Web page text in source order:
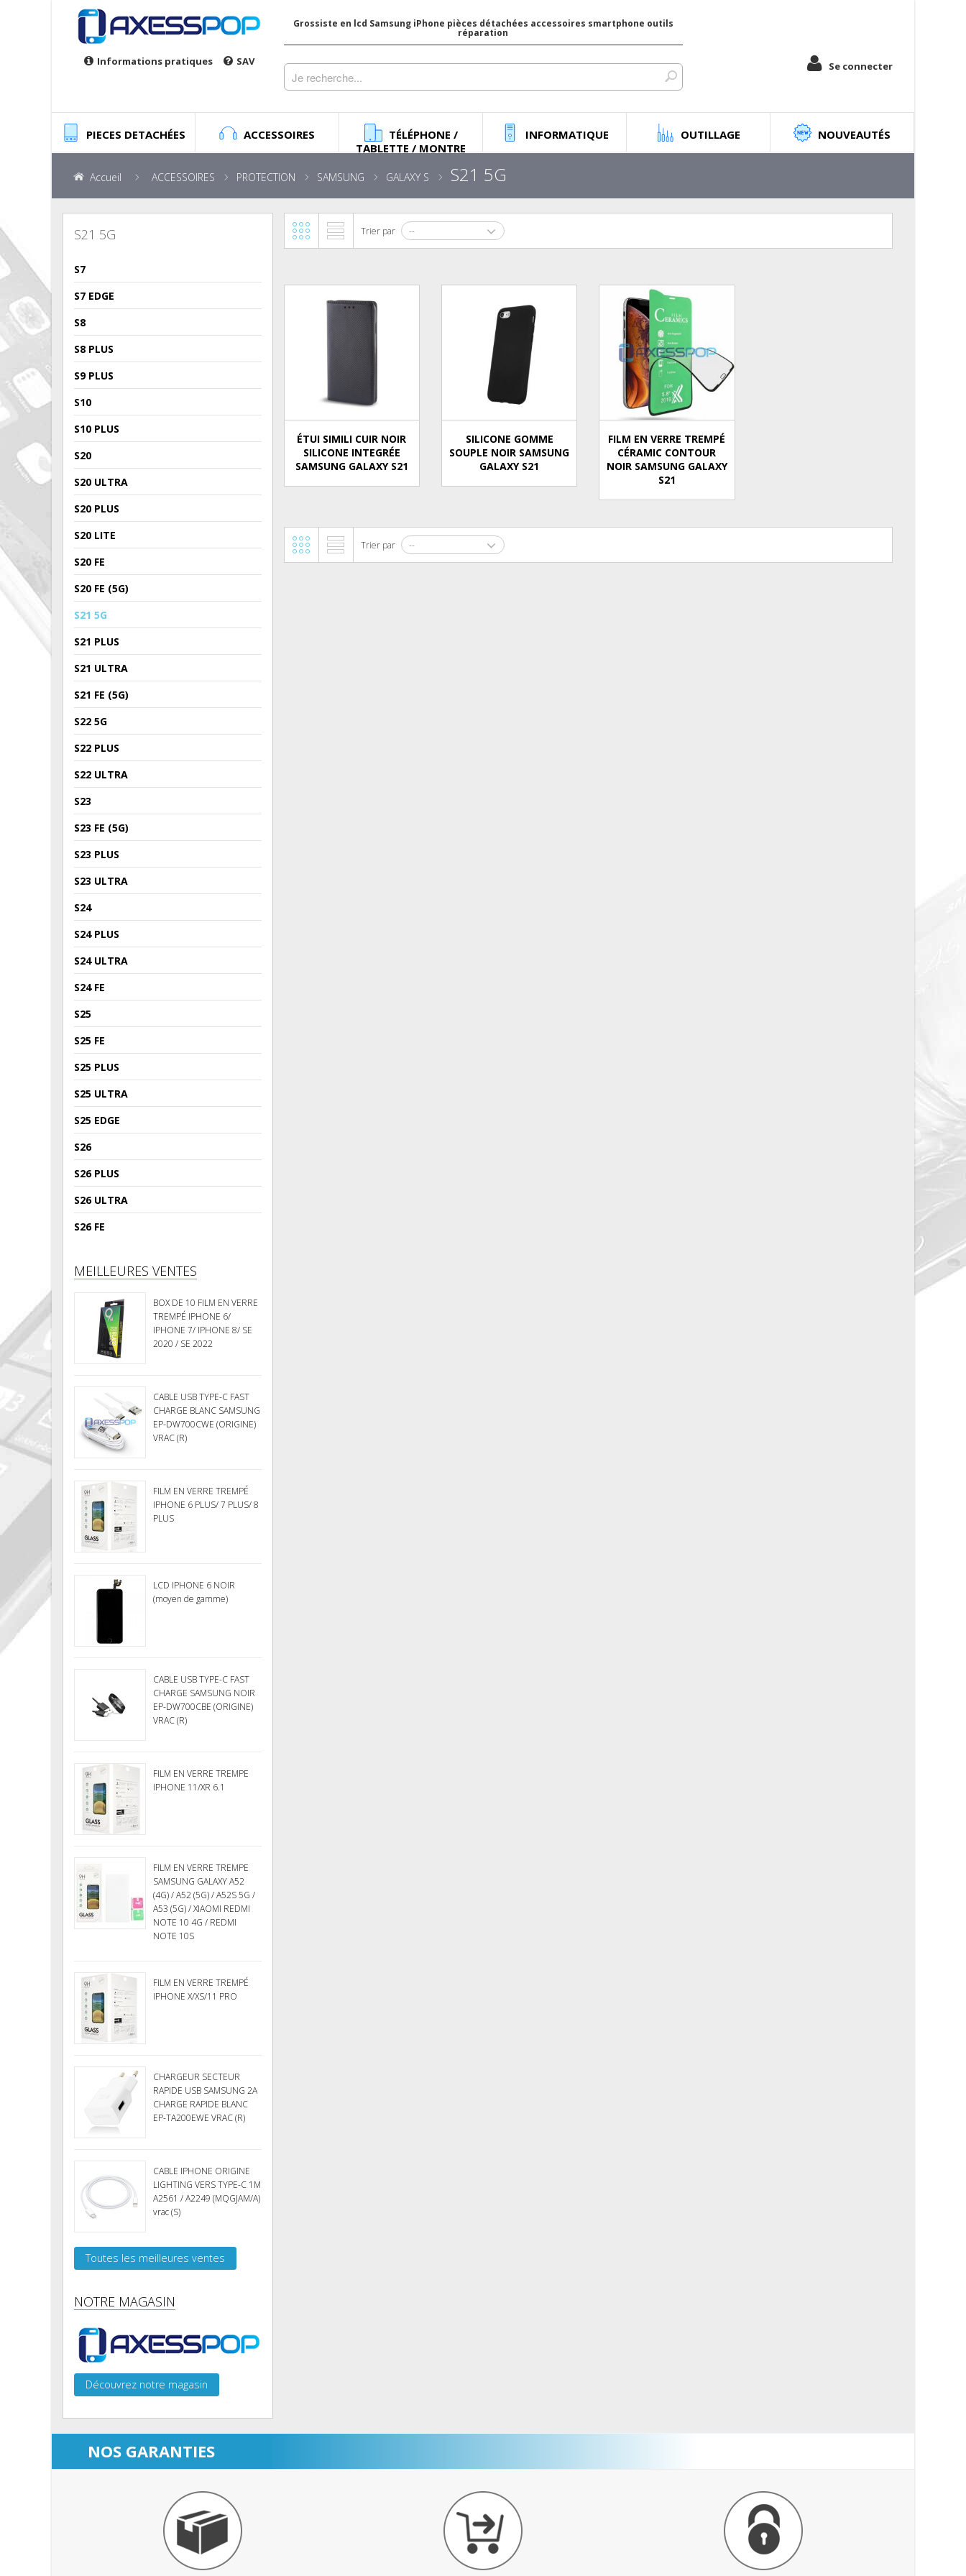
Informations pratiques SAV
Grossiste en lcd Samsung iPhone pièces détachées accessoires smartphone outils
réparation
Se connecter
PIECES DETACHÉES ACCESSOIRES
TÉLÉPHONE /
TABLETTE / MONTRE
INFORMATIQUE OUTILLAGE NOUVEAUTÉS
Accueil ACCESSOIRES PROTECTION SAMSUNG GALAXY S S21 5G
S21 5G
S7
S7 EDGE
S8
S8 PLUS
S9 PLUS
S10
S10 PLUS
S20
S20 ULTRA
S20 PLUS
S20 LITE
S20 FE
S20 FE (5G)
S21 5G
S21 PLUS
S21 ULTRA
S21 FE (5G)
S22 5G
S22 PLUS
S22 ULTRA
S23
S23 FE (5G)
S23 PLUS
S23 ULTRA
S24
S24 PLUS
S24 ULTRA
S24 FE
S25
S25 FE
S25 PLUS
S25 ULTRA
S25 EDGE
S26
S26 PLUS
S26 ULTRA
S26 FE
MEILLEURES VENTES
BOX DE 10 FILM EN VERRE
TREMPÉ IPHONE 6/
IPHONE 7/ IPHONE 8/ SE
2020 / SE 2022
CABLE USB TYPE-C FAST
CHARGE BLANC SAMSUNG
EP-DW700CWE (ORIGINE)
VRAC (R)
FILM EN VERRE TREMPÉ
IPHONE 6 PLUS/ 7 PLUS/ 8
PLUS
LCD IPHONE 6 NOIR
(moyen de gamme)
CABLE USB TYPE-C FAST
CHARGE SAMSUNG NOIR
EP-DW700CBE (ORIGINE)
VRAC (R)
FILM EN VERRE TREMPE
IPHONE 11/XR 6.1
FILM EN VERRE TREMPE
SAMSUNG GALAXY A52
(4G) / A52 (5G) / A52S 5G /
A53 (5G) / XIAOMI REDMI
NOTE 10 4G / REDMI
NOTE 10S
FILM EN VERRE TREMPÉ
IPHONE X/XS/11 PRO
CHARGEUR SECTEUR
RAPIDE USB SAMSUNG 2A
CHARGE RAPIDE BLANC
EP-TA200EWE VRAC (R)
CABLE IPHONE ORIGINE
LIGHTING VERS TYPE-C 1M
A2561 / A2249 (MQGJAM/A)
vrac (S)
Toutes les meilleures ventes
NOTRE MAGASIN
Découvrez notre magasin
Trier par --
ÉTUI SIMILI CUIR NOIR
SILICONE INTEGRÉE
SAMSUNG GALAXY S21
SILICONE GOMME
SOUPLE NOIR SAMSUNG
GALAXY S21
FILM EN VERRE TREMPÉ
CÉRAMIC CONTOUR
NOIR SAMSUNG GALAXY
S21
Trier par --
NOS GARANTIES